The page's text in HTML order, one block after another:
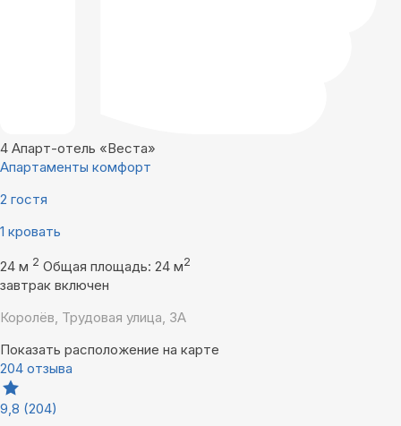
4 Апарт-отель «Веста»
Апартаменты комфорт
2 гостя
1 кровать
24 м 2 Общая площадь: 24 м2
завтрак включен
Королёв, Трудовая улица, 3А
Показать расположение на карте
204 отзыва
9,8 (204)